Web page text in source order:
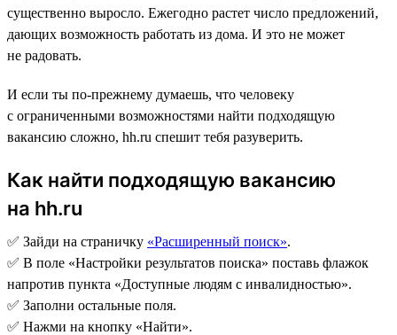
существенно выросло. Ежегодно растет число предложений,
дающих возможность работать из дома. И это не может
не радовать.
И если ты по-прежнему думаешь, что человеку
с ограниченными возможностями найти подходящую
вакансию сложно, hh.ru спешит тебя разуверить.
Как найти подходящую вакансию
на hh.ru
✅ Зайди на страничку «Расширенный поиск».
✅ В поле «Настройки результатов поиска» поставь флажок
напротив пункта «Доступные людям с инвалидностью».
✅ Заполни остальные поля.
✅ Нажми на кнопку «Найти».